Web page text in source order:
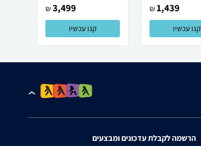
1,439
₪
קנו עכשיו
3,499
₪
קנו עכשיו
הרשמה לקבלת עדכונים ומבצעים